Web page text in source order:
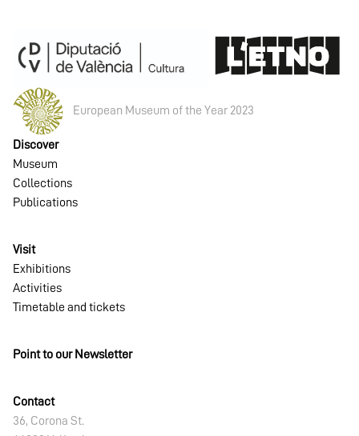
European Museum of the Year 2023
Discover
Museum
Collections
Publications
Visit
Exhibitions
Activities
Timetable and tickets
Point to our Newsletter
Contact
36, Corona St.